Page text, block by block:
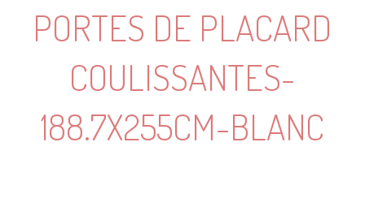
PORTES DE PLACARD
COULISSANTES-
188.7X255CM-BLANC